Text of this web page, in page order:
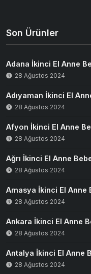
Son Ürünler
Adana İkinci El Anne
28 Ağustos 2024
Adıyaman İkinci El
28 Ağustos 2024
Afyon İkinci El Anne
28 Ağustos 2024
Ağrı İkinci El Anne
28 Ağustos 2024
Amasya İkinci El Anne
28 Ağustos 2024
Ankara İkinci El Anne
28 Ağustos 2024
Antalya İkinci El Anne
28 Ağustos 2024